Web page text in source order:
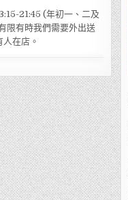
21:45 (年初一、二及
限有時我們需要外出送
在店。